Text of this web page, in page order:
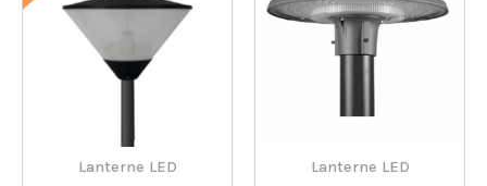
Lanterne LED Lanterne LED